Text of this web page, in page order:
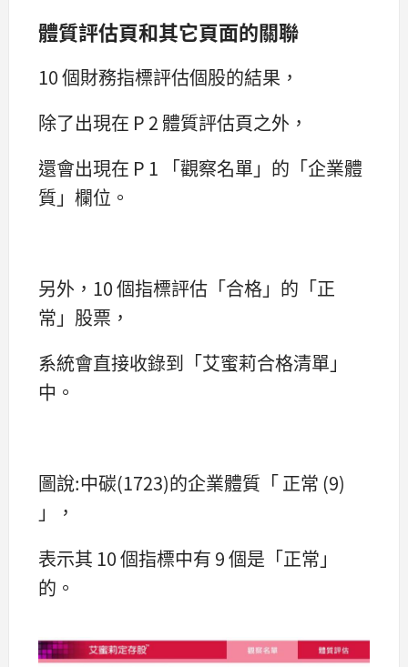
體質評估頁和其它頁面的關聯
10 個財務指標評估個股的結果，
除了出現在 P 2 體質評估頁之外，
還會出現在 P 1 「觀察名單」的「企業體
質」欄位。
另外，10 個指標評估「合格」的「正
常」股票，
系統會直接收錄到「艾蜜莉合格清單」
中。
圖說:中碳(1723)的企業體質「 正常 (9)
」，
表示其 10 個指標中有 9 個是「正常」
的。